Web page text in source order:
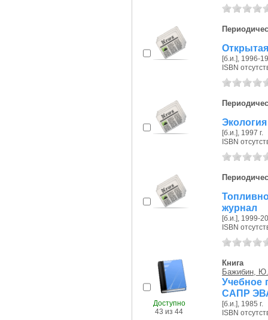
[б.и.], 1996-
ISBN
[б.и.], 1997 г.
ISBN
журнал
[б.и.], 1999-
ISBN
Доступно
43 из 44
Книга
Бажибин,
Учебное
САПР
[б.и.], 1985 г.
ISBN